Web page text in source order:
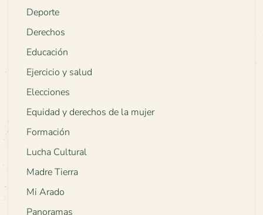
Deporte
Derechos
Educación
Ejercicio y salud
Elecciones
Equidad y derechos de la mujer
Formación
Lucha Cultural
Madre Tierra
Mi Arado
Panoramas